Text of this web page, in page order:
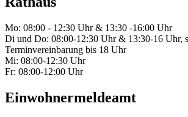
Mo: 08:00 - 12:30 Uhr & 13:30 -16:00 Uhr
Di und Do: 08:00-12:30 Uhr & 13:30-16 Uhr,
Terminvereinbarung bis 18 Uhr
Mi: 08:00-12:30 Uhr
Fr: 08:00-12:00 Uhr
Einwohnermeldeamt